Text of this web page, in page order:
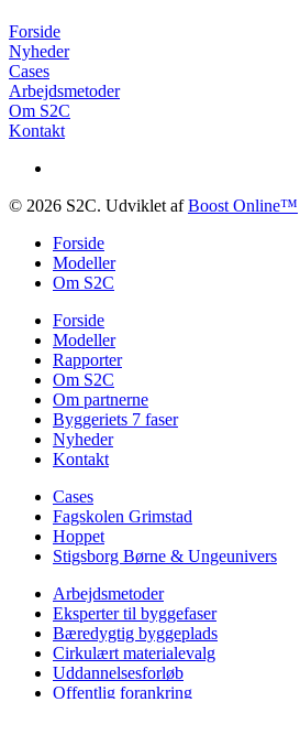
Forside
Nyheder
Cases
Arbejdsmetoder
Om S2C
Kontakt
© 2026 S2C. Udviklet afBoost Online™
Forside
Modeller
Om S2C
Forside
Modeller
Rapporter
Om S2C
Om partnerne
Byggeriets 7 faser
Nyheder
Kontakt
Cases
Fagskolen Grimstad
Hoppet
Stigsborg Børne & Ungeunivers
Arbejdsmetoder
Eksperter til byggefaser
Bæredygtig byggeplads
Cirkulært materialevalg
Uddannelsesforløb
Offentlig forankring